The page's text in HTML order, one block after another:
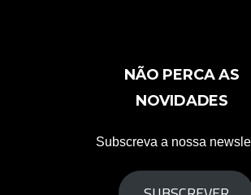
NÃO PERCA AS
NOVIDADES
Subscreva a nossa